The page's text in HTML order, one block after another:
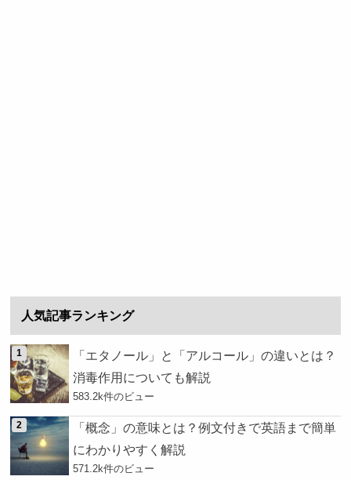
人気記事ランキング
「エタノール」と「アルコール」の違いとは？
消毒作用についても解説
583.2k件のビュー
「概念」の意味とは？例文付きで英語まで簡単
にわかりやすく解説
571.2k件のビュー